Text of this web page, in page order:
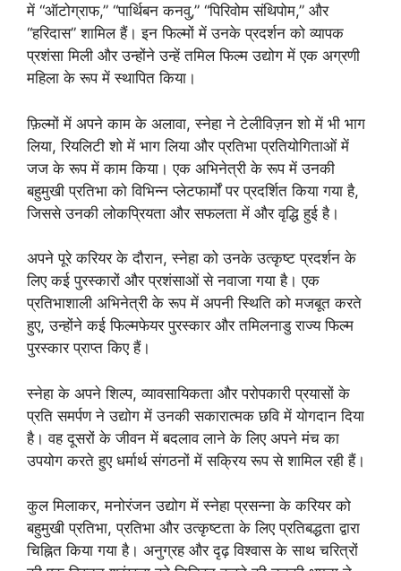
में “ऑटोग्राफ,” “पार्थिबन कनवु,” “पिरिवोम संथिपोम,” और
“हरिदास” शामिल हैं। इन फिल्मों में उनके प्रदर्शन को व्यापक
प्रशंसा मिली और उन्होंने उन्हें तमिल फिल्म उद्योग में एक अग्रणी
महिला के रूप में स्थापित किया।
फ़िल्मों में अपने काम के अलावा, स्नेहा ने टेलीविज़न शो में भी भाग
लिया, रियलिटी शो में भाग लिया और प्रतिभा प्रतियोगिताओं में
जज के रूप में काम किया। एक अभिनेत्री के रूप में उनकी
बहुमुखी प्रतिभा को विभिन्न प्लेटफार्मों पर प्रदर्शित किया गया है,
जिससे उनकी लोकप्रियता और सफलता में और वृद्धि हुई है।
अपने पूरे करियर के दौरान, स्नेहा को उनके उत्कृष्ट प्रदर्शन के
लिए कई पुरस्कारों और प्रशंसाओं से नवाजा गया है। एक
प्रतिभाशाली अभिनेत्री के रूप में अपनी स्थिति को मजबूत करते
हुए, उन्होंने कई फिल्मफेयर पुरस्कार और तमिलनाडु राज्य फिल्म
पुरस्कार प्राप्त किए हैं।
स्नेहा के अपने शिल्प, व्यावसायिकता और परोपकारी प्रयासों के
प्रति समर्पण ने उद्योग में उनकी सकारात्मक छवि में योगदान दिया
है। वह दूसरों के जीवन में बदलाव लाने के लिए अपने मंच का
उपयोग करते हुए धर्मार्थ संगठनों में सक्रिय रूप से शामिल रही हैं।
कुल मिलाकर, मनोरंजन उद्योग में स्नेहा प्रसन्ना के करियर को
बहुमुखी प्रतिभा, प्रतिभा और उत्कृष्टता के लिए प्रतिबद्धता द्वारा
चिह्नित किया गया है। अनुग्रह और दृढ़ विश्वास के साथ चरित्रों